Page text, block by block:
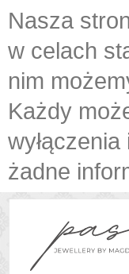
Nasza
w celach
nim
Każdy
żadne